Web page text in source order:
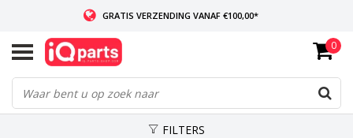
GRATIS VERZENDING VANAF €100,00*
INDIEN VOORRADIG: VOOR 14:00 BESTELD, ZELFDE DAG VERZONDEN
WERELDWIJDE LEVERING
0
FILTERS